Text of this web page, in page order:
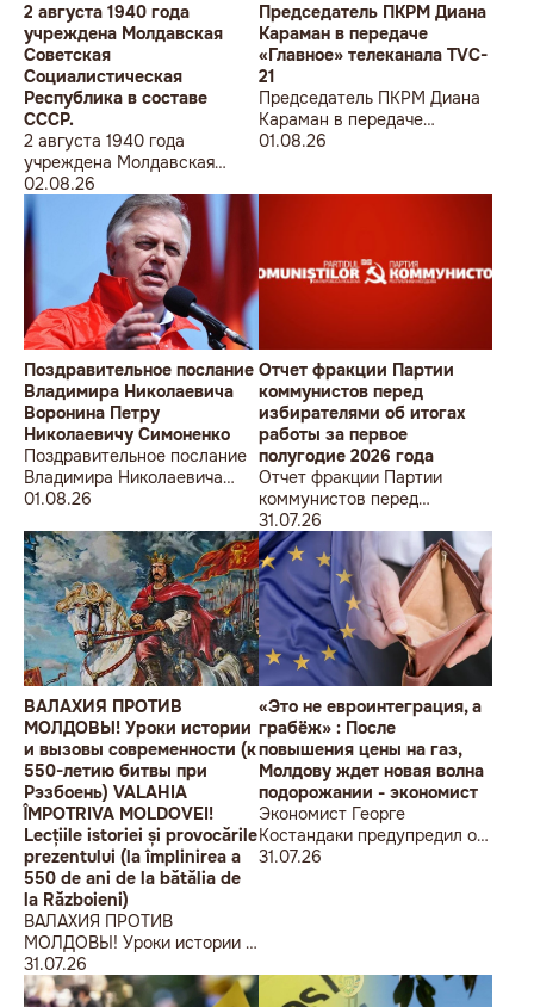
2 августа 1940 года
учреждена Молдавская
Советская
Социалистическая
Республика в составе
СССР.
2 августа 1940 года
учреждена Молдавская
Советская
Социалистическая
Республика в составе
СССР.
02.08.26
Председатель ПКРМ Диана
Караман в передаче
«Главное» телеканала TVC-
21
Председатель ПКРМ Диана
Караман в передаче
«Главное» телеканала TVC-
01.08.26
Поздравительное послание
Владимира Николаевича
Воронина Петру
Николаевичу Симоненко
Поздравительное послание
Владимира Николаевича
Воронина Петру
01.08.26
Отчет фракции Партии
коммунистов перед
избирателями об итогах
работы за первое
полугодие 2026 года
Отчет фракции Партии
коммунистов перед
избирателями об итогах
работы за первое полугодие
2026 года
31.07.26
ВАЛАХИЯ ПРОТИВ
МОЛДОВЫ! Уроки истории
и вызовы современности (к
550-летию битвы при
Рэзбоень) VALAHIA
ÎMPOTRIVA MOLDOVEI!
Lecțiile istoriei și provocările
prezentului (la împlinirea a
550 de ani de la bătălia de
la Războieni)
ВАЛАХИЯ ПРОТИВ
МОЛДОВЫ! Уроки истории и
вызовы современности (к
550-летию битвы при
31.07.26
«Это не евроинтеграция, а
грабёж» : После
повышения цены на газ,
Молдову ждет новая волна
подорожании - экономист
Экономист Георге
Костандаки предупредил о
новой волне роста цен
31.07.26